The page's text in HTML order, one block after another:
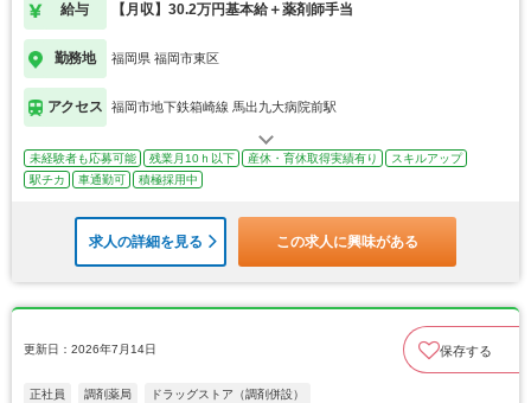
給与 【月収】30.2万円基本給＋薬剤師手当
勤務地 福岡県 福岡市東区
アクセス 福岡市地下鉄箱崎線 馬出九大病院前駅
未経験者も応募可能 残業月10ｈ以下 産休・育休取得実績有り
スキルアップ
駅チカ
車通勤可 積極採用中
求人の詳細を見る この求人に興味がある
更新日：2026年7月14日 保存する
正社員 調剤薬局 ドラッグストア（調剤併設）